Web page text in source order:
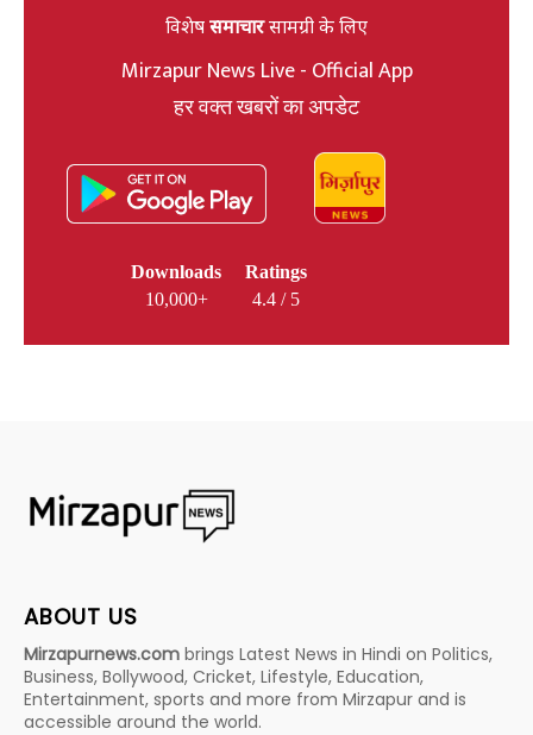
विशेषसमाचारसामग्री के लिए
Mirzapur News Live - Official App
हर वक्त खबरों का अपडेट
Downloads
10,000+
Ratings
4.4 / 5
ABOUT US
Mirzapurnews.com brings Latest News in Hindi on Politics,
Business, Bollywood, Cricket, Lifestyle, Education,
Entertainment, sports and more from Mirzapur and is
accessible around the world.